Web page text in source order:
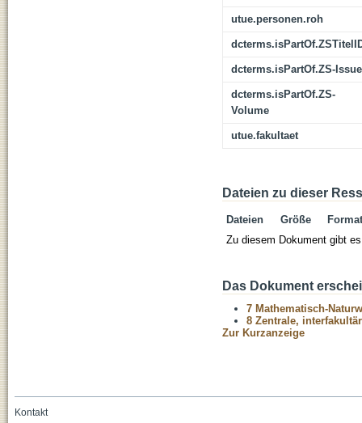
utue.personen.roh
dcterms.isPartOf.ZS-Issue
dcterms.isPartOf.ZS-
Volume
utue.fakultaet
Dateien zu dieser
Dateien Größe
Format
Zu diesem Dokument gibt
Das Dokument
7 Mathematisch-
8 Zentrale,
Zur Kurzanzeige
Kontakt